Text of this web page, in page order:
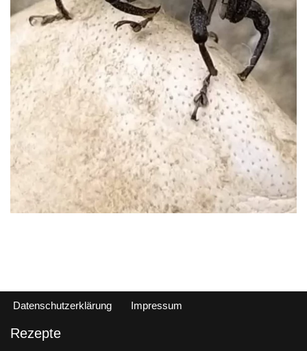
Datenschutzerklärung Impressum
Rezepte